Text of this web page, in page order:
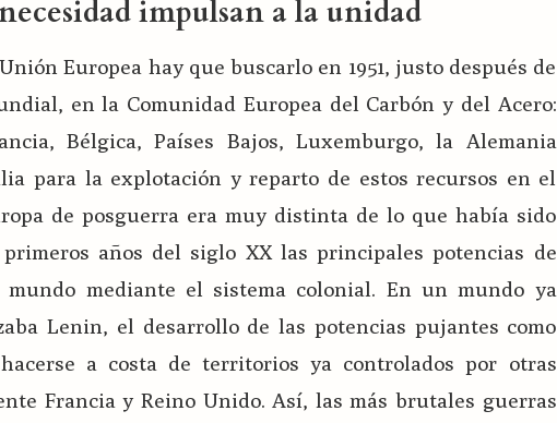
impulsan a la unidad
Europea hay que buscarlo en 1951, justo después de
en la Comunidad Europea del Carbón y del Acero:
Bélgica, Países Bajos, Luxemburgo, la Alemania
para la explotación y reparto de estos recursos en el
de posguerra era muy distinta de lo que había sido
años del siglo XX las principales potencias de
mundo mediante el sistema colonial. En un mundo ya
Lenin, el desarrollo de las potencias pujantes como
a costa de territorios ya controlados por otras
Francia y Reino Unido. Así, las más brutales guerras